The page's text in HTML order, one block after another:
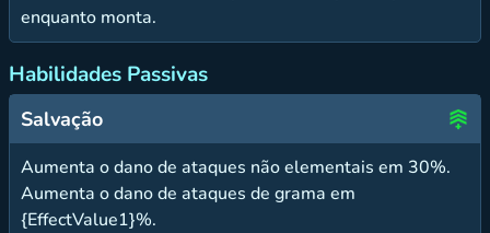
enquanto monta.
Habilidades Passivas
Salvação
Aumenta o dano de ataques não elementais em 30%.
Aumenta o dano de ataques de grama em
{EffectValue1}%.